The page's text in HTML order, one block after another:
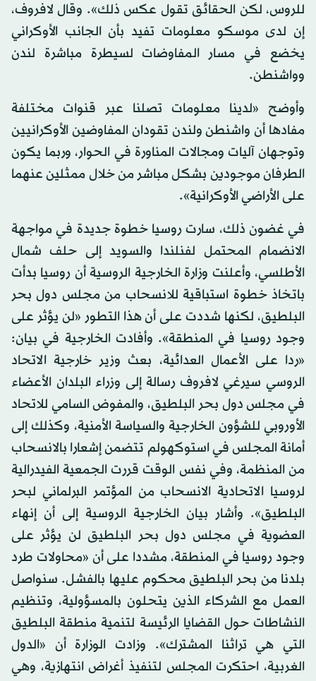
للروس، لكن الحقائق تقول عكس ذلك». وقال لافروف،
إن لدى موسكو معلومات تفيد بأن الجانب الأوكراني
يخضع في مسار المفاوضات لسيطرة مباشرة لندن
وواشنطن.
وأوضح «لدينا معلومات تصلنا عبر قنوات مختلفة
مفادها أن واشنطن ولندن تقودان المفاوضين الأوكرانيين
وتوجهان آليات ومجالات المناورة في الحوار، وربما يكون
الطرفان موجودين بشكل مباشر من خلال ممثلين عنهما
على الأراضي الأوكرانية».
في غضون ذلك، سارت روسيا خطوة جديدة في مواجهة
الانضمام المحتمل لفنلندا والسويد إلى حلف شمال
الأطلسي، وأعلنت وزارة الخارجية الروسية أن روسيا بدأت
باتخاذ خطوة استباقية للانسحاب من مجلس دول بحر
البلطيق، لكنها شددت على أن هذا التطور «لن يؤثر على
وجود روسيا في المنطقة». وأفادت الخارجية في بيان:
«ردا على الأعمال العدائية، بعث وزير خارجية الاتحاد
الروسي سيرغي لافروف رسالة إلى وزراء البلدان الأعضاء
في مجلس دول بحر البلطيق، والمفوض السامي للاتحاد
الأوروبي للشؤون الخارجية والسياسة الأمنية، وكذلك إلى
أمانة المجلس في استوكهولم تتضمن إشعارا بالانسحاب
من المنظمة، وفي نفس الوقت قررت الجمعية الفيدرالية
لروسيا الاتحادية الانسحاب من المؤتمر البرلماني لبحر
البلطيق». وأشار بيان الخارجية الروسية إلى أن إنهاء
العضوية في مجلس دول بحر البلطيق لن يؤثر على
وجود روسيا في المنطقة، مشددا على أن «محاولات طرد
بلدنا من بحر البلطيق محكوم عليها بالفشل. سنواصل
العمل مع الشركاء الذين يتحلون بالمسؤولية، وتنظيم
النشاطات حول القضايا الرئيسة لتنمية منطقة البلطيق
التي هي تراثنا المشترك». وزادت الوزارة أن «الدول
الغربية، احتكرت المجلس لتنفيذ أغراض انتهازية، وهي